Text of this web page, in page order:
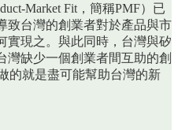
Market Fit，簡稱PMF）已
致台灣的創業者對於產品與市
實現之。與此同時，台灣與矽
灣缺少一個創業者間互助的創
的就是盡可能幫助台灣的新